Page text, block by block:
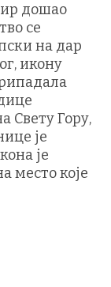
дошао
се
на дар
икону
Свету Гору,
је
је
место које